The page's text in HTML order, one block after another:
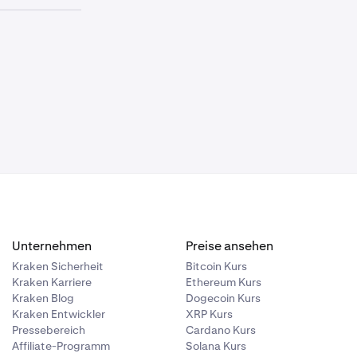
Unternehmen
Kraken Sicherheit
Kraken Karriere
Kraken Blog
Kraken Entwickler
Pressebereich
Affiliate-Programm
Preise ansehen
Bitcoin Kurs
Ethereum Kurs
Dogecoin Kurs
XRP Kurs
Cardano Kurs
Solana Kurs